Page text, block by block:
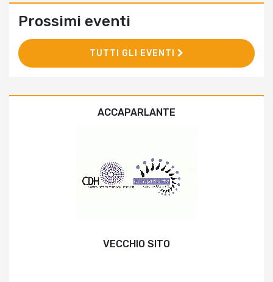
Prossimi eventi
TUTTI GLI EVENTI
ACCAPARLANTE
VECCHIO SITO